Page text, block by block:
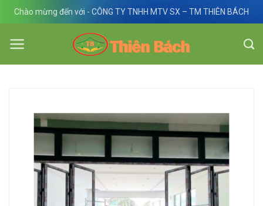
Skip
content
Chào mừng đến với - CÔNG TY TNHH MTV SX – TM THIÊN BÁCH